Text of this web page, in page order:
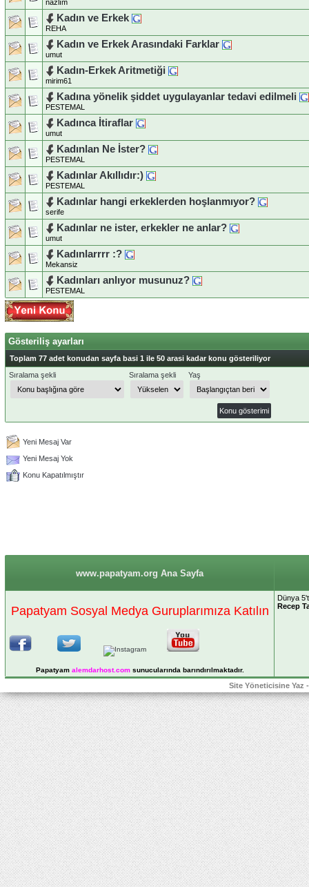
nazlım
Kadın ve Erkek
REHA
Kadın ve Erkek Arasındaki Farklar
umut
Kadın-Erkek Aritmetiği
mirim61
Kadına yönelik şiddet uygulayanlar tedavi edilmeli
PESTEMAL
Kadınca İtiraflar
umut
Kadınlan Ne İster?
PESTEMAL
Kadınlar Akıllıdır:)
PESTEMAL
Kadınlar hangi erkeklerden hoşlanmıyor?
serife
Kadınlar ne ister, erkekler ne anlar?
umut
Kadınlarrrr :?
Mekansiz
Kadınları anlıyor musunuz?
PESTEMAL
Gösteriliş ayarları
Toplam 77 adet konudan sayfa basi 1 ile 50 arasi kadar konu gösteriliyor
Sıralama şekli
Sıralama şekli Yaş
Yeni Mesaj Var
Yeni Mesaj Yok
Konu Kapatılmıştır
www.papatyam.org Ana Sayfa
Papatyam Sosyal Medya Guruplarımıza Katılın
Papatyam alemdarhost.comsunucularında barındırılmaktadır.
Dünya
Recep
Site Yöneticisine Yaz